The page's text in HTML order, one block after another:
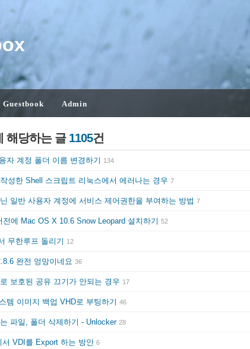
Guestbook Admin
해당하는 글 1105건
자 계정 폴더 이름 변경하기 134
성한 Shell 스크립트 리눅스에서 에러나는 경우 7
일반 사용자 계정에 서비스 제어권한을 부여하는 방법 7
전에 Mac OS X 10.6 Snow Leopard 설치하기 52
무한루프 돌리기 12
완전 엉망이네요 36
보호된 공유 끄기가 안되는 경우 17
템 이미지 백업 VHD로 부팅하기 46
파일, 폴더 삭제하기 - Unlocker 28
서 VDI를 Export 하는 방안 6